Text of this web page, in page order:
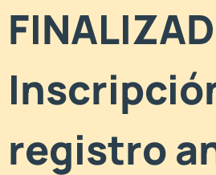
registro